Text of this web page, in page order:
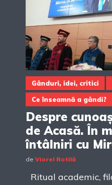
Gânduri, idei, critici
Ce înseamnă a gândi?
Despre
de Acasă. În
întâlniri cu
de Viorel Rotilă
Ritual academic,